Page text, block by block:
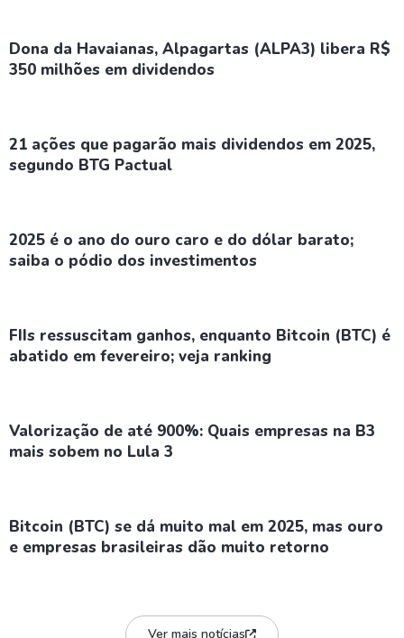
Dona da Havaianas, Alpagartas (ALPA3) libera R$
350 milhões em dividendos
21 ações que pagarão mais dividendos em 2025,
segundo BTG Pactual
2025 é o ano do ouro caro e do dólar barato;
saiba o pódio dos investimentos
FIIs ressuscitam ganhos, enquanto Bitcoin (BTC) é
abatido em fevereiro; veja ranking
Valorização de até 900%: Quais empresas na B3
mais sobem no Lula 3
Bitcoin (BTC) se dá muito mal em 2025, mas ouro
e empresas brasileiras dão muito retorno
Ver mais notícias